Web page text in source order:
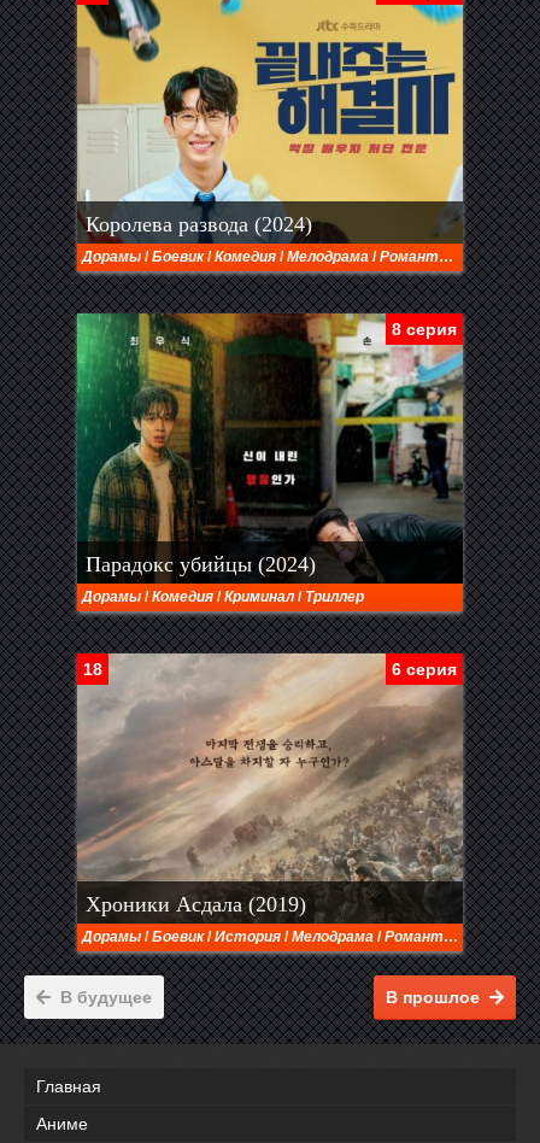
Королева развода (2024)
Дорамы /Боевик/Комедия /Мелодрама /Романтика
8 серия
Парадокс убийцы (2024)
Дорамы /Комедия /Криминал/ Триллер
6 серия
18
Хроники Асдала (2019)
Дорамы /Боевик/История /Мелодрама /Романтика /
В будущее В прошлое
Главная
Аниме